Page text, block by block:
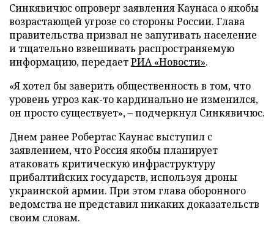
Синкявичюс опроверг заявления Каунаса о якобы
возрастающей угрозе со стороны России. Глава
правительства призвал не запугивать население
и тщательно взвешивать распространяемую
информацию, передаетРИА «Новости».
«Я хотел бы заверить общественность в том, что
уровень угроз как-то кардинально не изменился,
он просто существует», – подчеркнул Синкявичюс.
Днем ранее Робертас Каунас выступил с
заявлением, что Россия якобы планирует
атаковать критическую инфраструктуру
прибалтийских государств, используя дроны
украинской армии. При этом глава оборонного
ведомства не представил никаких доказательств
своим словам.